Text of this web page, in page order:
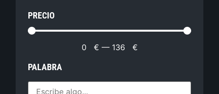
PRECIO
0 € — 136 €
PALABRA